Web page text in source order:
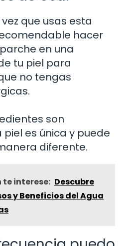
que usas esta
hacer
en una
tu piel para
no tengas
son
es única y puede
diferente.
te interese: Descubre
y Beneficios del Agua